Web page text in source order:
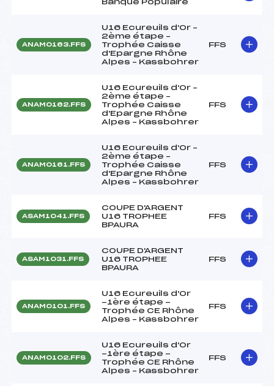
Banque Populaire
ANAM0163.FFS
U16 Ecureuils d'Or –
2ème étape –
Trophée Caisse
d'Epargne Rhône
Alpes – Kassbohrer
FFS
ANAM0162.FFS
U16 Ecureuils d'Or –
2ème étape –
Trophée Caisse
d'Epargne Rhône
Alpes – Kassbohrer
FFS
ANAM0161.FFS
U16 Ecureuils d'Or –
2ème étape –
Trophée Caisse
d'Epargne Rhône
Alpes – Kassbohrer
FFS
ASAM1041.FFS
COUPE D'ARGENT
U16 TROPHEE
BPAURA
FFS
ASAM1031.FFS
COUPE D'ARGENT
U16 TROPHEE
BPAURA
FFS
ANAM0101.FFS
U16 Ecureuils d'Or
-1ère étape -
Trophée CE Rhône
Alpes – Kassbohrer
FFS
ANAM0102.FFS
U16 Ecureuils d'Or
-1ère étape -
Trophée CE Rhône
Alpes – Kassbohrer
FFS